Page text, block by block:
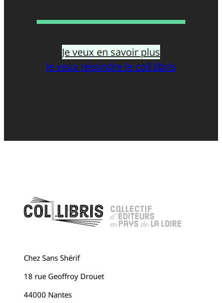
Je veux en savoir plus
Je veux rejoindre le coll.libris
Chez Sans Shérif
18 rue Geoffroy Drouet
44000 Nantes